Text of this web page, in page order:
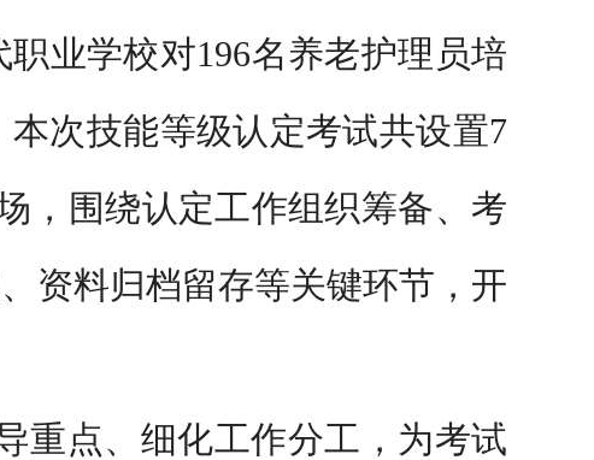
业学校对196名养老护理员培
次技能等级认定考试共设置7
，围绕认定工作组织筹备、考
资料归档留存等关键环节，开
重点、细化工作分工，为考试